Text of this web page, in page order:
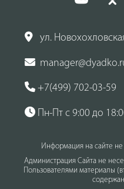
ул.
+7(499) 702-03-59
Пн-Пт с 9:00 до
Информация на сайте
Администрация Сайта не
Пользователями материалы